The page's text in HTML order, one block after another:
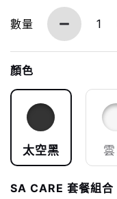
數量 1
顏色
太空黑
SA CARE 套餐組合